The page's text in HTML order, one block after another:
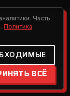
Часть
Политика
ВСЁ